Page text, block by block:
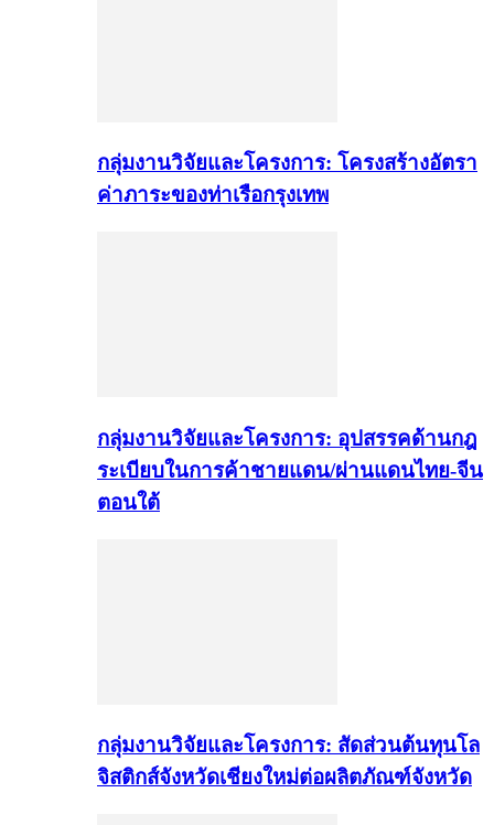
กลุ่มงานวิจัยและโครงการ: โครงสร้างอัตรา
ค่าภาระของท่าเรือกรุงเทพ
กลุ่มงานวิจัยและโครงการ: อุปสรรคด้านกฎ
ระเบียบในการค้าชายแดน/ผ่านแดนไทย-จีน
ตอนใต้
กลุ่มงานวิจัยและโครงการ: สัดส่วนต้นทุนโล
จิสติกส์จังหวัดเชียงใหม่ต่อผลิตภัณฑ์จังหวัด